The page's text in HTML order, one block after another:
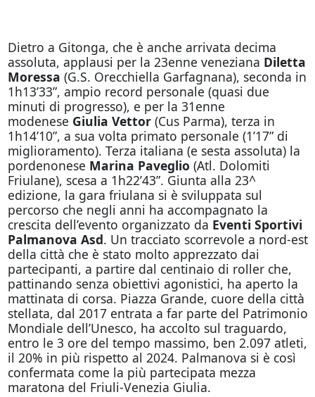
Dietro a Gitonga, che è anche arrivata decima
assoluta, applausi per la 23enne veneziana Diletta
Moressa (G.S. Orecchiella Garfagnana), seconda in
1h13’33”, ampio record personale (quasi due
minuti di progresso), e per la 31enne
modenese Giulia Vettor(Cus Parma), terza in
1h14’10”, a sua volta primato personale (1’17” di
miglioramento). Terza italiana (e sesta assoluta) la
pordenonese Marina Paveglio (Atl. Dolomiti
Friulane), scesa a 1h22’43”. Giunta alla 23^
edizione, la gara friulana si è sviluppata sul
percorso che negli anni ha accompagnato la
crescita dell’evento organizzato da Eventi Sportivi
Palmanova Asd. Un tracciato scorrevole a nord-est
della città che è stato molto apprezzato dai
partecipanti, a partire dal centinaio di roller che,
pattinando senza obiettivi agonistici, ha aperto la
mattinata di corsa. Piazza Grande, cuore della città
stellata, dal 2017 entrata a far parte del Patrimonio
Mondiale dell’Unesco, ha accolto sul traguardo,
entro le 3 ore del tempo massimo, ben 2.097 atleti,
il 20% in più rispetto al 2024. Palmanova si è così
confermata come la più partecipata mezza
maratona del Friuli-Venezia Giulia.